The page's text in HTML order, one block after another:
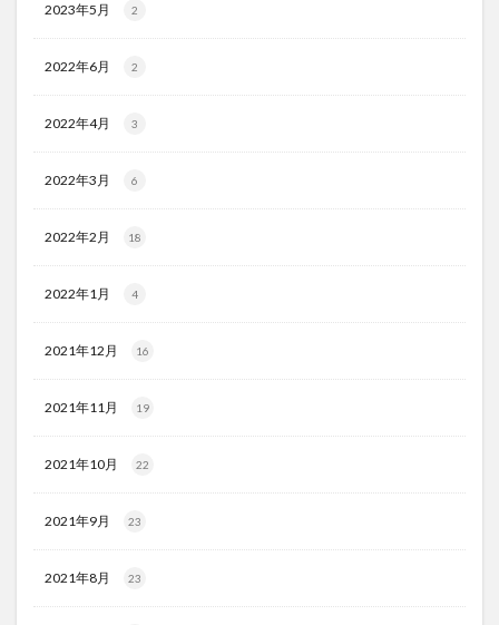
2023年5月 2
2022年6月 2
2022年4月 3
2022年3月 6
2022年2月 18
2022年1月 4
2021年12月 16
2021年11月 19
2021年10月 22
2021年9月 23
2021年8月 23